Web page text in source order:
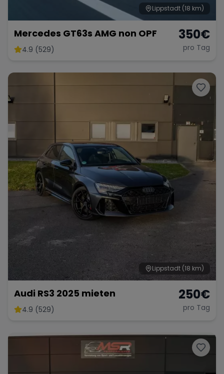
Lippstadt (18 km)
Mercedes GT63s AMG non OPF
4.9 (529)
350€
pro Tag
Lippstadt (18 km)
Audi RS3 2025 mieten
4.9 (529)
250€
pro Tag